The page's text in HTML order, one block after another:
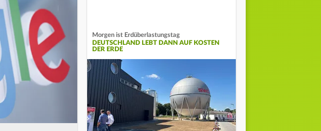
Morgen ist Erdüberlastungstag
DEUTSCHLAND LEBT DANN AUF KOSTEN
DER ERDE